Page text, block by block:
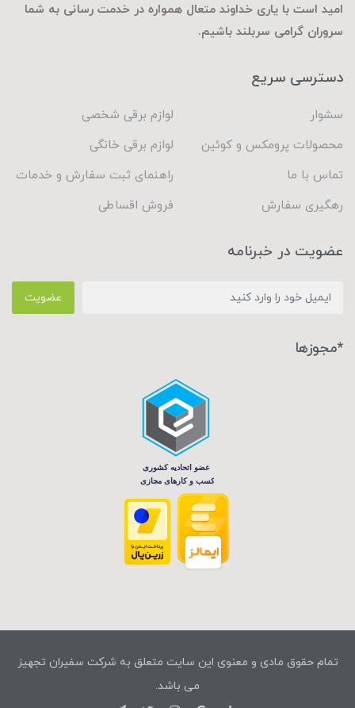
امید است با یاری خداوند متعال همواره در خدمت رسانی به شما
سروران گرامی سربلند باشیم.
دسترسی سریع
سشوار
لوازم برقی شخصی
محصولات پرومکس و کوئین
لوازم برقی خانگی
تماس با ما
راهنمای ثبت سفارش و خدمات
رهگیری سفارش
فروش اقساطی
عضویت در خبرنامه
عضویت
*مجوزها
تمام حقوق مادی و معنوی این سایت متعلق به شرکت سفیران تجهیز
می باشد.